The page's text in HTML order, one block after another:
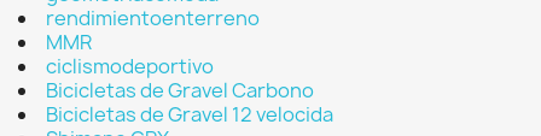
rendimientoenterreno
MMR
ciclismodeportivo
Bicicletas de Gravel Carbono
Bicicletas de Gravel 12 velocida